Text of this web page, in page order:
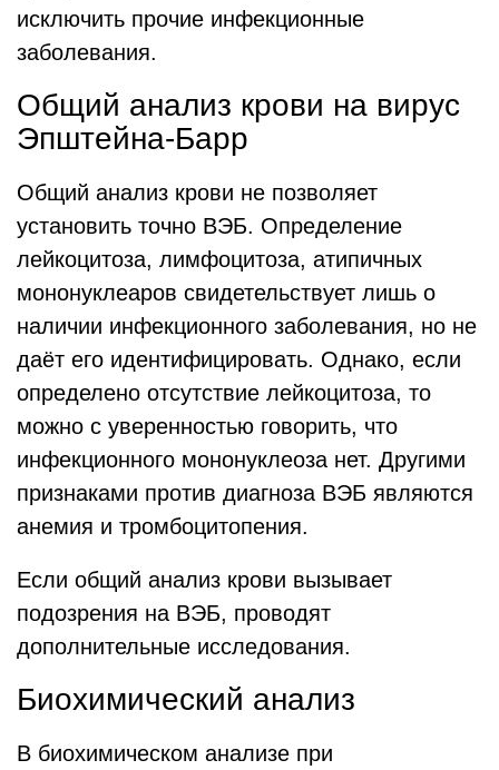
исключить прочие инфекционные
заболевания.
Общий анализ крови на вирус
Эпштейна-Барр
Общий анализ крови не позволяет
установить точно ВЭБ. Определение
лейкоцитоза, лимфоцитоза, атипичных
мононуклеаров свидетельствует лишь о
наличии инфекционного заболевания, но не
даёт его идентифицировать. Однако, если
определено отсутствие лейкоцитоза, то
можно с уверенностью говорить, что
инфекционного мононуклеоза нет. Другими
признаками против диагноза ВЭБ являются
анемия и тромбоцитопения.
Если общий анализ крови вызывает
подозрения на ВЭБ, проводят
дополнительные исследования.
Биохимический анализ
В биохимическом анализе при